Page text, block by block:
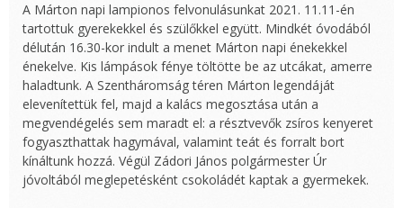
A Márton napi lampionos felvonulásunkat 2021. 11.11-én
tartottuk gyerekekkel és szülőkkel együtt. Mindkét óvodából
délután 16.30-kor indult a menet Márton napi énekekkel
énekelve. Kis lámpások fénye töltötte be az utcákat, amerre
haladtunk. A Szentháromság téren Márton legendáját
elevenítettük fel, majd a kalács megosztása után a
megvendégelés sem maradt el: a résztvevők zsíros kenyeret
fogyaszthattak hagymával, valamint teát és forralt bort
kínáltunk hozzá. Végül Zádori János polgármester Úr
jóvoltából meglepetésként csokoládét kaptak a gyermekek.